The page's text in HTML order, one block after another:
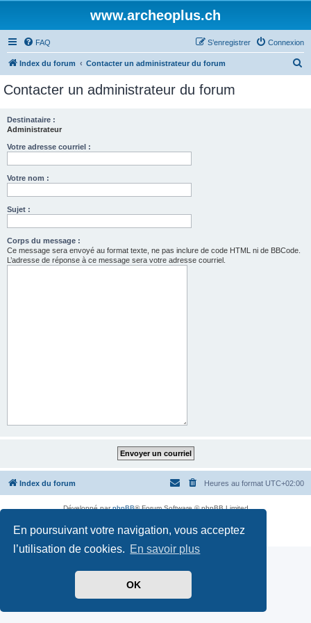
En poursuivant votre navigation, vous acceptez
l’utilisation de cookies. En savoir plus
OK
www.archeoplus.ch
FAQ Connexion
S’enregistrer
Index du forum Contacter un administrateur du forum
Contacter un administrateur du forum
Destinataire :
Administrateur
Votre adresse courriel :
Votre nom :
Sujet :
Corps du message :
Ce message sera envoyé au format texte, ne pas inclure de code HTML ni de BBCode.
L’adresse de réponse à ce message sera votre adresse courriel.
Index du forum Heures au format UTC+02:00
Développé parphpBB® Forum Software © phpBB Limited
Confidentialité| Conditions